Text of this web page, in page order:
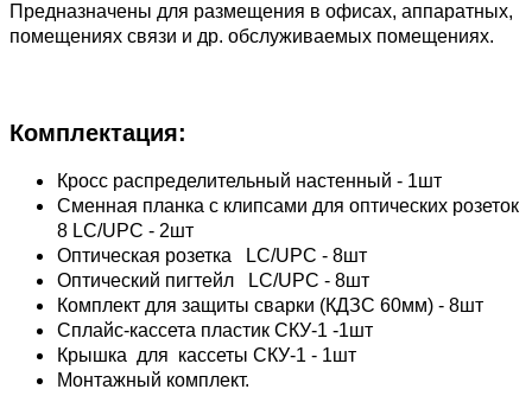
Предназначены для размещения в офисах, аппаратных,
помещениях связи и др. обслуживаемых помещениях.
Комплектация:
Кросс распределительный настенный - 1шт
Сменная планка с клипсами для оптических розеток
8 LC/UPC - 2шт
Оптическая розетка LC/UPC - 8шт
Оптический пигтейл LC/UPC - 8шт
Комплект для защиты сварки (КДЗС 60мм) - 8шт
Сплайс-кассета пластик СКУ-1 -1шт
Крышка для кассеты СКУ-1 - 1шт
Монтажный комплект.